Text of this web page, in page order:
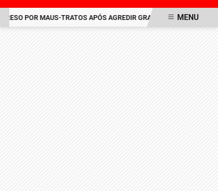
POR MAUS-TRATOS APÓS AGREDIR GRAVEMENTE CACHORRO
MENU